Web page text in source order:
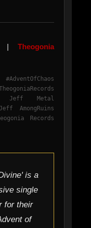
| Theogonia
Jeff Metal
AmongRuins
Records
is a
single
for their
of